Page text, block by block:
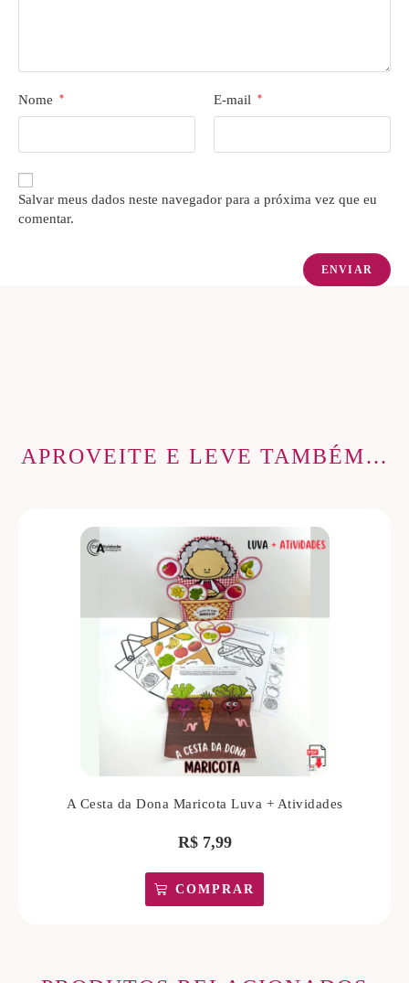
Nome * E-mail *
Salvar meus dados neste navegador para a próxima vez que eu
comentar.
APROVEITE E LEVE TAMBÉM…
A Cesta da Dona Maricota Luva + Atividades
R$7,99
COMPRAR